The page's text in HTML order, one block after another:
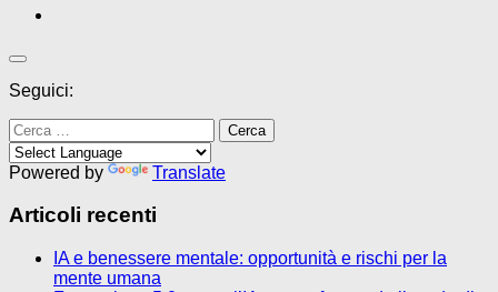
Seguici:
Ricerca
per:
Powered by
Translate
Articoli recenti
IA e benessere mentale: opportunità e rischi per la
mente umana